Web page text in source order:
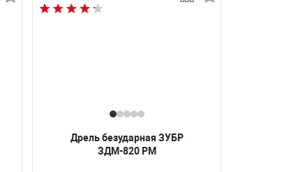
Дрель безударная ЗУБР
ЗДМ-820 РМ